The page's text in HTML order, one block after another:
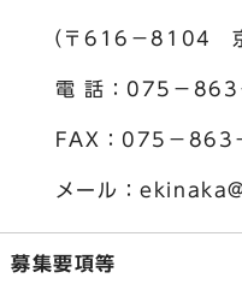
（〒616－8104 京都
電 話：075－863
FAX：075－863
メール：
募集要項等